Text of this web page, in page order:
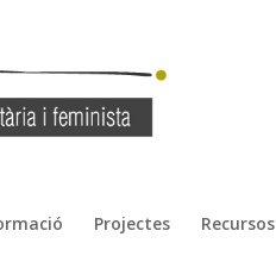
Projectes Recursos